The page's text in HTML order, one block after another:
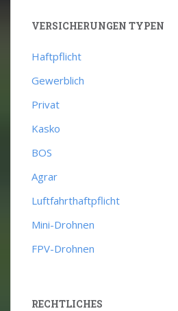
VERSICHERUNGEN TYPEN
Haftpflicht
Gewerblich
Privat
Kasko
BOS
Agrar
Luftfahrthaftpflicht
Mini-Drohnen
FPV-Drohnen
RECHTLICHES